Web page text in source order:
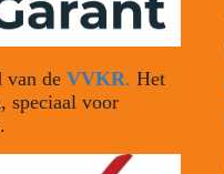
de VVKR. Het
speciaal voor